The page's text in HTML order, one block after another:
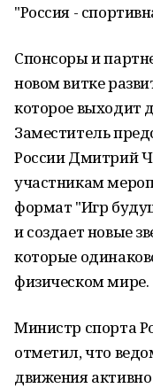
"Россия -
Спонсоры и
новом витке
которое выходит
Заместитель
России Дмитрий
участникам
формат "Игр
и создает новые
которые
физическом мире.
Министр спорта
отметил, что
движения